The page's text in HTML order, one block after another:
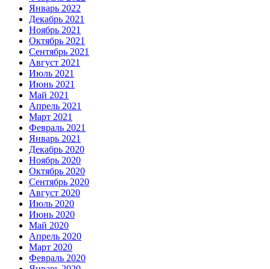
Январь 2022
Декабрь 2021
Ноябрь 2021
Октябрь 2021
Сентябрь 2021
Август 2021
Июль 2021
Июнь 2021
Май 2021
Апрель 2021
Март 2021
Февраль 2021
Январь 2021
Декабрь 2020
Ноябрь 2020
Октябрь 2020
Сентябрь 2020
Август 2020
Июль 2020
Июнь 2020
Май 2020
Апрель 2020
Март 2020
Февраль 2020